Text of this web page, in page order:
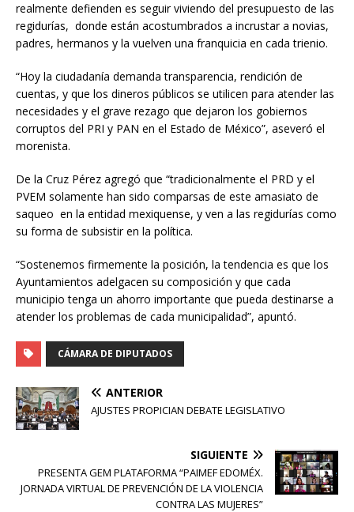
realmente defienden es seguir viviendo del presupuesto de las
regidurías, donde están acostumbrados a incrustar a novias,
padres, hermanos y la vuelven una franquicia en cada trienio.
“Hoy la ciudadanía demanda transparencia, rendición de
cuentas, y que los dineros públicos se utilicen para atender las
necesidades y el grave rezago que dejaron los gobiernos
corruptos del PRI y PAN en el Estado de México”, aseveró el
morenista.
De la Cruz Pérez agregó que “tradicionalmente el PRD y el
PVEM solamente han sido comparsas de este amasiato de
saqueo en la entidad mexiquense, y ven a las regidurías como
su forma de subsistir en la política.
“Sostenemos firmemente la posición, la tendencia es que los
Ayuntamientos adelgacen su composición y que cada
municipio tenga un ahorro importante que pueda destinarse a
atender los problemas de cada municipalidad”, apuntó.
CÁMARA DE DIPUTADOS
ANTERIOR
AJUSTES PROPICIAN DEBATE LEGISLATIVO
SIGUIENTE
PRESENTA GEM PLATAFORMA “PAIMEF EDOMÉX.
JORNADA VIRTUAL DE PREVENCIÓN DE LA VIOLENCIA
CONTRA LAS MUJERES”